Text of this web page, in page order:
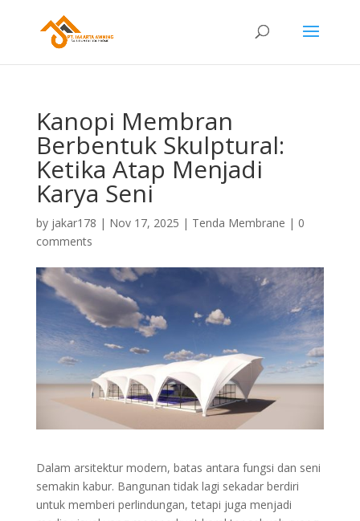
Kanopi Membran
Berbentuk Skulptural:
Ketika Atap Menjadi
Karya Seni
by jakar178 | Nov 17, 2025 | Tenda Membrane | 0
comments
Dalam arsitektur modern, batas antara fungsi dan seni
semakin kabur. Bangunan tidak lagi sekadar berdiri
untuk memberi perlindungan, tetapi juga menjadi